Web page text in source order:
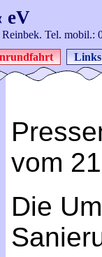
vom
Die
eV
Tel. mobil.:
Links